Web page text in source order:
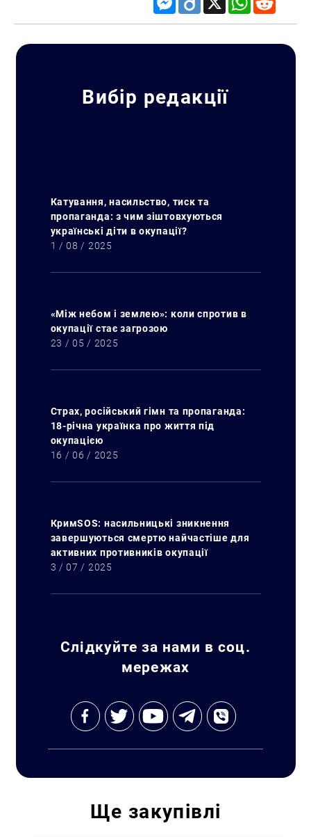
Вибір редакції
Катування, насильство, тиск та
пропаганда: з чим зіштовхуються
українські діти в окупації?
1 / 08 / 2025
«Між небом і землею»: коли спротив в
окупації стає загрозою
23 / 05 / 2025
Страх, російський гімн та пропаганда:
18-річна українка про життя під
окупацією
16 / 06 / 2025
КримSOS: насильницькі зникнення
завершуються смертю найчастіше для
активних противників окупації
3 / 07 / 2025
Слідкуйте за нами в соц.
мережах
Ще закупівлі